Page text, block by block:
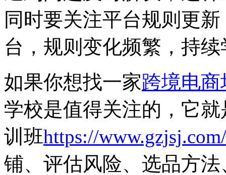
同时要关注平台规则更
台，规则变化频繁，持
如果你想找一家跨境电商
学校是值得关注的，它就
训班https://
铺、评估风险、选品方